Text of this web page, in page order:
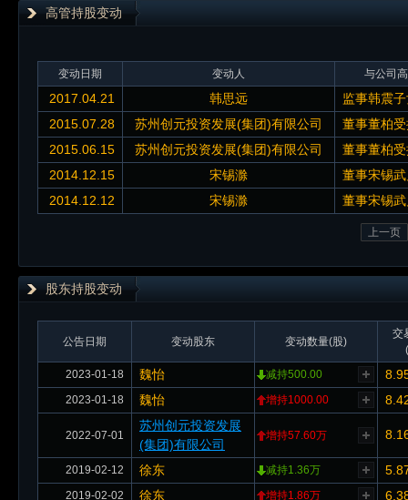
高管持股变动
变动日期 变动人 与公司
2017.04.21 韩思远
监事韩震
2015.07.28
苏州创元投资发展(集团)有限公司
董事董柏
2015.06.15
苏州创元投资发展(集团)有限公司
董事董柏
2014.12.15
宋锡滁
董事宋锡
2014.12.12
宋锡滁 董事宋锡
上一页
股东持股变动
公告日期 变动股东 变动数量(股)
交
2023-01-18
魏怡 减持500.00
2023-01-18 魏怡 增持1000.00
2022-07-01
苏州创元投资发展
(集团)有限公司
增持57.60万
2019-02-12 徐东 减持1.36万
2019-02-02 徐东 增持1.86万